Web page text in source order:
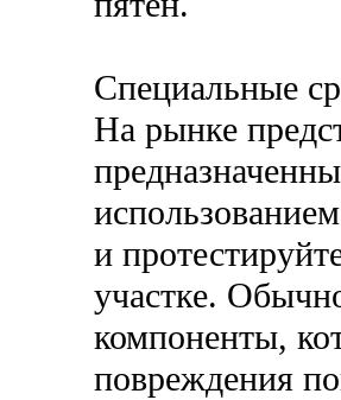
Специальные
На рынке
и
участке.
компоненты,
повреждения